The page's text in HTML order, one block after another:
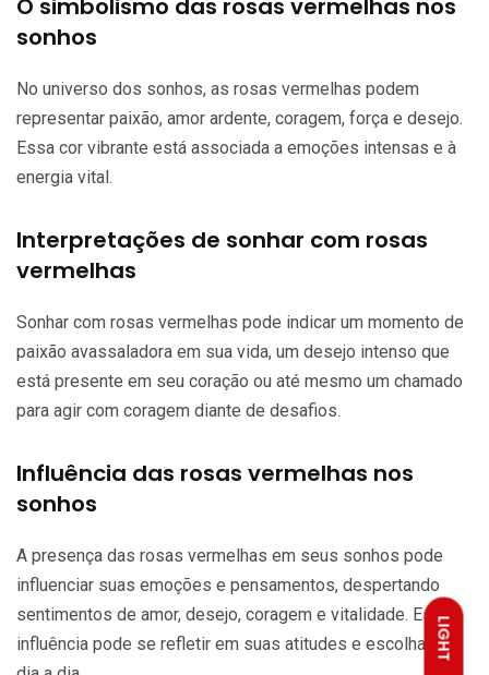
LIGHT
sonhos
No universo dos sonhos, as rosas vermelhas podem
representar paixão, amor ardente, coragem, força e desejo.
Essa cor vibrante está associada a emoções intensas e à
energia vital.
Interpretações de sonhar com rosas
vermelhas
Sonhar com rosas vermelhas pode indicar um momento de
paixão avassaladora em sua vida, um desejo intenso que
está presente em seu coração ou até mesmo um chamado
para agir com coragem diante de desafios.
Influência das rosas vermelhas nos
sonhos
A presença das rosas vermelhas em seus sonhos pode
influenciar suas emoções e pensamentos, despertando
sentimentos de amor, desejo, coragem e vitalidade. Essa
influência pode se refletir em suas atitudes e escolhas no